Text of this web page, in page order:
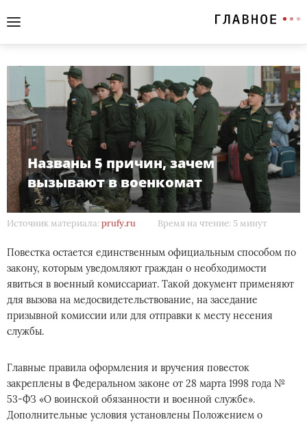
Названы 5 причин, зачем
вызывают в военкомат
Источник материала: prufy.ru Время на чтение: 5 минут
Повестка остается единственным официальным способом по
закону, которым уведомляют граждан о необходимости
явиться в военный комиссариат. Такой документ применяют
для вызова на медосвидетельствование, на заседание
призывной комиссии или для отправки к месту несения
службы.
Главные правила оформления и вручения повесток
закреплены в Федеральном законе от 28 марта 1998 года №
53-ФЗ «О воинской обязанности и военной службе».
Дополнительные условия установлены Положением о